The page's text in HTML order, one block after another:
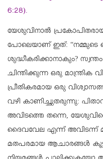
6:28).
യേശുവിനാൽ
പോലെയാണ് ഇത്:
ശുദ്ധീകരിക്കാനാകും?
ചിന്തിക്കുന്ന ഒരു മാന്ത്രിക
പ്രീതികരമായ ഒരു
വഴി കാണിച്ചുതരുന്നു:
അവിടത്തെ തന്നെ,
ദൈവവേല എന്ന് അവിടന്ന്
മതപരമായ ആചാരങ്ങൾ